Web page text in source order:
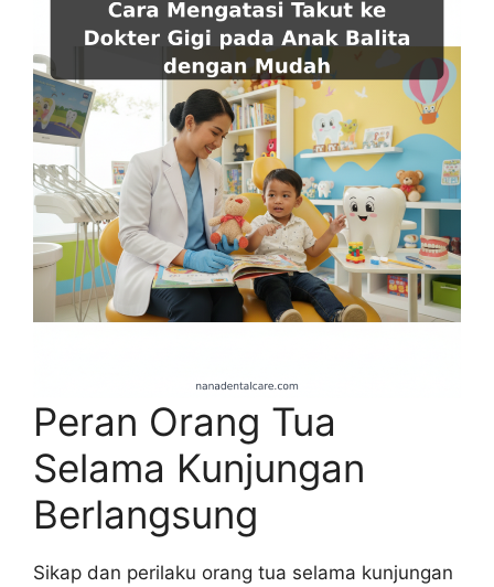
Peran Orang Tua
Selama Kunjungan
Berlangsung
Sikap dan perilaku orang tua selama kunjungan